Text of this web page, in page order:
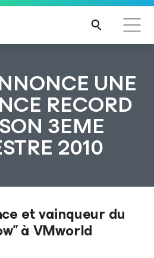
de Veeam pour les clients
à jour de CrowdStrike
UNE
RECORD
3EME
2010
et vainqueur du
à VMworld